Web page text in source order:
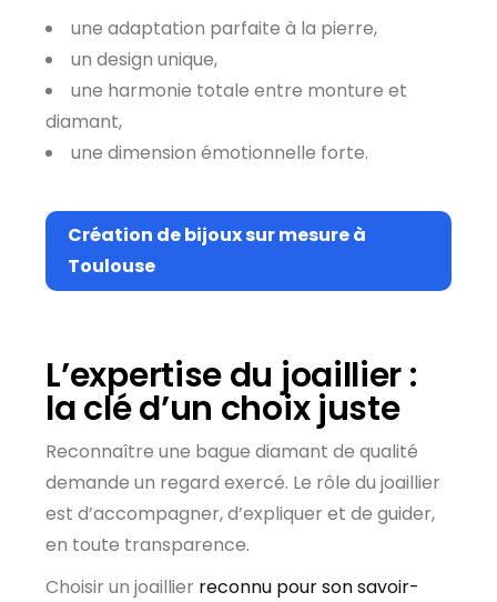
une adaptation parfaite à la pierre,
un design unique,
une harmonie totale entre monture et
diamant,
une dimension émotionnelle forte.
Création de bijoux sur mesure à
Toulouse
L’expertise du joaillier :
la clé d’un choix juste
Reconnaître une bague diamant de qualité
demande un regard exercé. Le rôle du joaillier
est d’accompagner, d’expliquer et de guider,
en toute transparence.
Choisir un joaillier reconnu pour son savoir-